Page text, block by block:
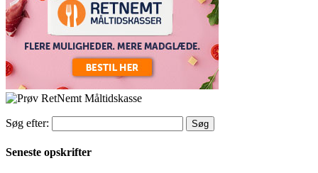
Søg efter:
Seneste opskrifter